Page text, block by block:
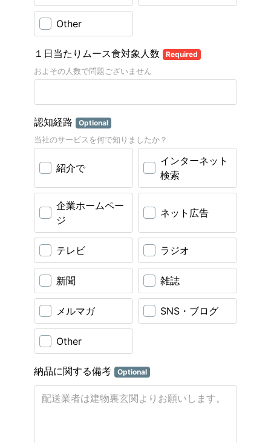
Other
１日当たりムース食対象人数 Required
およその人数で問題ございません
認知経路 Optional
当社のサービスを何で知りましたか？
紹介で
インターネット
検索
企業ホームペー
ジ
ネット広告
テレビ ラジオ
新聞 雑誌
メルマガ SNS・ブログ
Other
納品に関する備考 Optional